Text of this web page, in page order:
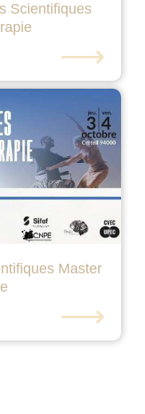
Scientifiques
⟶
Master
⟶